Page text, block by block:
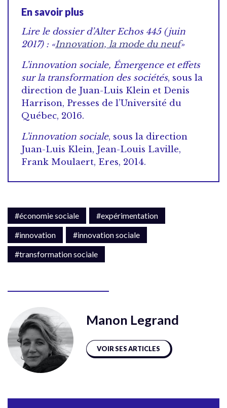
En savoir plus
Lire le dossier d’Alter Echos 445 (juin
2017) : «Innovation, la mode du neuf»
L’innovation sociale, Émergence et effets
sur la transformation des sociétés, sous la
direction de Juan-Luis Klein et Denis
Harrison, Presses de l’Université du
Québec, 2016.
L’innovation sociale, sous la direction
Juan-Luis Klein, Jean-Louis Laville,
Frank Moulaert, Eres, 2014.
#économie sociale
#expérimentation
#innovation
#innovation sociale
#transformation sociale
Manon Legrand
VOIR SES ARTICLES